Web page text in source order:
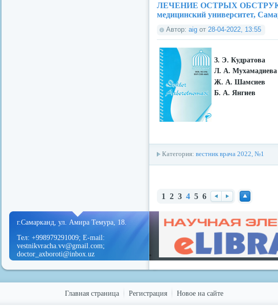
ЛЕЧЕНИЕ ОСТРЫХ
медицинский университет,
Автор: aig от 28-04-2022, 13:55
З. Э. Кудратова
Л. А. Мухамадиева
Ж. А. Шамсиев
Б. А. Янгиев
Категория: вестник врача 2022, №1
1 2 3 4 5 6
ад
ере
д
ерх
г.Самарканд, ул. Амира Темура, 18.
Тел: +998979291009; E-mail:
vestnikvracha.vv@gmail.com;
doctor_axboroti@inbox.uz
Главная страница Регистрация Новое на сайте
redvid